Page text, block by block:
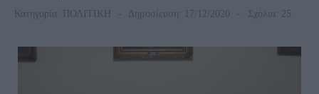
Κατηγορία: ΠΟΛΙΤΙΚΗ Δημοσίευση: 17/12/2020 Σχόλια: 25